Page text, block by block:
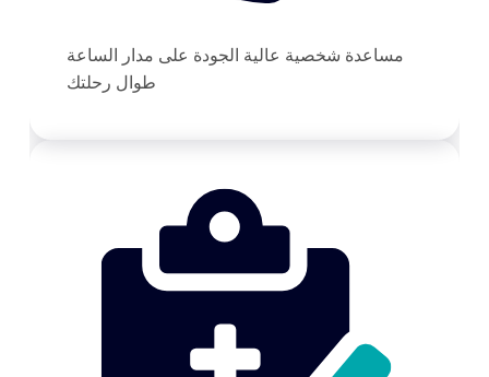
مساعدة شخصية عالية الجودة على مدار الساعة
طوال رحلتك